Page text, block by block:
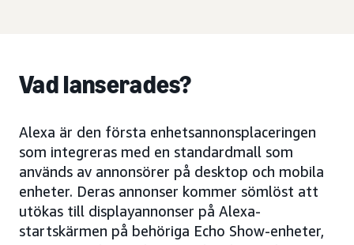
Vad lanserades?
Alexa är den första enhetsannonsplaceringen
som integreras med en standardmall som
används av annonsörer på desktop och mobila
enheter. Deras annonser kommer sömlöst att
utökas till displayannonser på Alexa-
startskärmen på behöriga Echo Show-enheter,